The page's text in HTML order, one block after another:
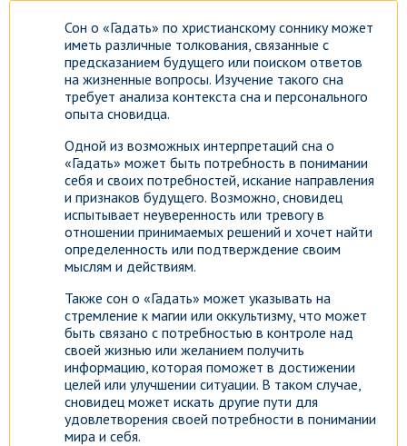
Сон о «Гадать» по христианскому соннику может
иметь различные толкования, связанные с
предсказанием будущего или поиском ответов
на жизненные вопросы. Изучение такого сна
требует анализа контекста сна и персонального
опыта сновидца.
Одной из возможных интерпретаций сна о
«Гадать» может быть потребность в понимании
себя и своих потребностей, искание направления
и признаков будущего. Возможно, сновидец
испытывает неуверенность или тревогу в
отношении принимаемых решений и хочет найти
определенность или подтверждение своим
мыслям и действиям.
Также сон о «Гадать» может указывать на
стремление к магии или оккультизму, что может
быть связано с потребностью в контроле над
своей жизнью или желанием получить
информацию, которая поможет в достижении
целей или улучшении ситуации. В таком случае,
сновидец может искать другие пути для
удовлетворения своей потребности в понимании
мира и себя.